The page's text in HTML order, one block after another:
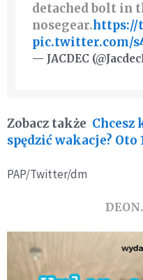
detached bolt in
nosegear.https://
pic.twitter.com/
— JACDEC
Zobacz także
spędzić wakacje?
PAP/Twitter/dm